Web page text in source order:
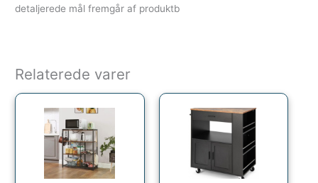
detaljerede mål fremgår af produktb
Relaterede varer